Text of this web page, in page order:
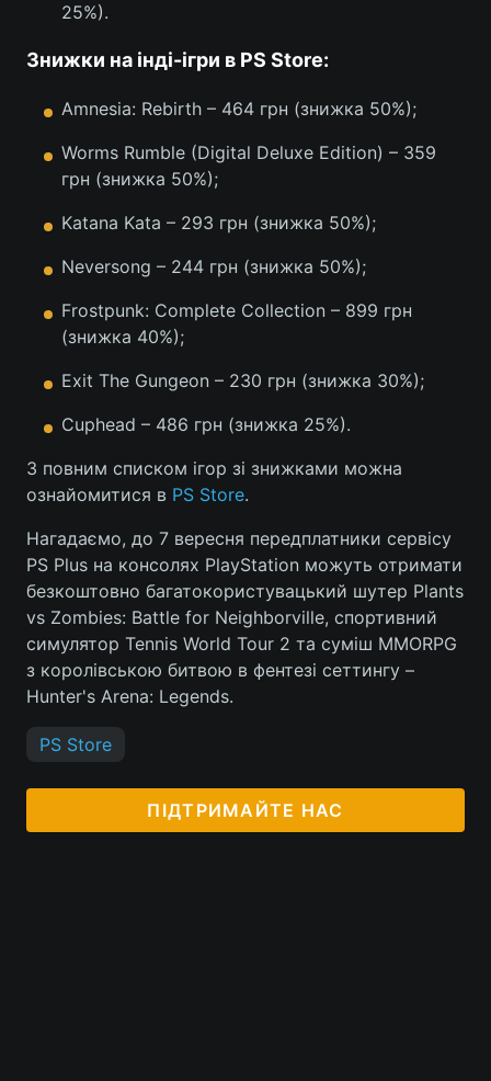
25%).
Знижки на інді-ігри в PS Store:
Amnesia: Rebirth – 464 грн (знижка 50%);
Worms Rumble (Digital Deluxe Edition) – 359
грн (знижка 50%);
Katana Kata – 293 грн (знижка 50%);
Neversong – 244 грн (знижка 50%);
Frostpunk: Complete Collection – 899 грн
(знижка 40%);
Exit The Gungeon – 230 грн (знижка 30%);
Cuphead – 486 грн (знижка 25%).
З повним списком ігор зі знижками можна
ознайомитися в PS Store.
Нагадаємо, до 7 вересня передплатники сервісу
PS Plus на консолях PlayStation можуть отримати
безкоштовно багатокористувацький шутер Plants
vs Zombies: Battle for Neighborville, спортивний
симулятор Tennis World Tour 2 та суміш MMORPG
з королівською битвою в фентезі сеттингу –
Hunter's Arena: Legends.
PS Store
ПІДТРИМАЙТЕ НАС